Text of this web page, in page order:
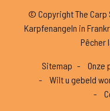
© Copyright The
Karpfenangeln in
Pêcher
Sitemap Onze
Wilt u gebeld